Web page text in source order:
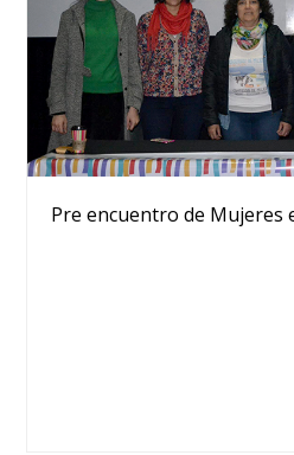
Pre encuentro de Mujeres